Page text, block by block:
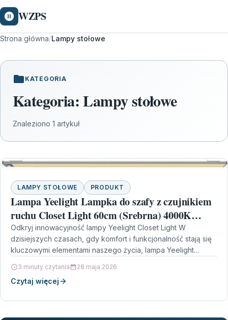
WZPS
Strona główna/Lampy stołowe
KATEGORIA
Kategoria:Lampy stołowe
Znaleziono 1 artykuł
LAMPY STOŁOWE PRODUKT
Lampa Yeelight Lampka do szafy z czujnikiem
ruchu Closet Light 60cm (Srebrna) 4000K
(YLBGD0046S)
Odkryj innowacyjność lampy Yeelight Closet Light W
dzisiejszych czasach, gdy komfort i funkcjonalność stają się
kluczowymi elementami naszego życia, lampa Yeelight
3 minuty czytania 28 maja 2026
Czytaj więcej